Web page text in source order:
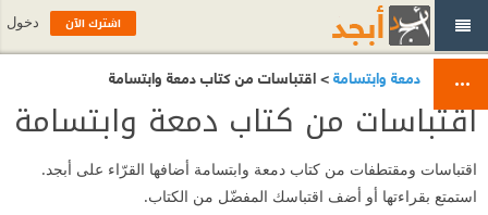
دمعة وابتسامة> اقتباسات من كتاب دمعة وابتسامة
اقتباسات من كتاب دمعة وابتسامة
اقتباسات ومقتطفات من كتاب دمعة وابتسامة أضافها القرّاء على أبجد.
استمتع بقراءتها أو أضف اقتباسك المفضّل من الكتاب.
اشترك الآن دخول